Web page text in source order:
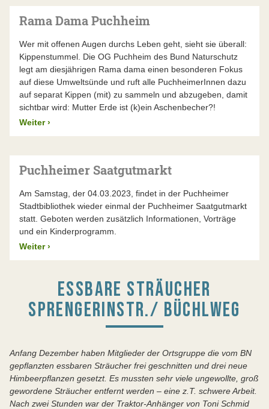
Rama Dama Puchheim
Wer mit offenen Augen durchs Leben geht, sieht sie überall:
Kippenstummel. Die OG Puchheim des Bund Naturschutz
legt am diesjährigen Rama dama einen besonderen Fokus
auf diese Umweltsünde und ruft alle PuchheimerInnen dazu
auf separat Kippen (mit) zu sammeln und abzugeben, damit
sichtbar wird: Mutter Erde ist (k)ein Aschenbecher?!
Weiter ›
Puchheimer Saatgutmarkt
Am Samstag, der 04.03.2023, findet in der Puchheimer
Stadtbibliothek wieder einmal der Puchheimer Saatgutmarkt
statt. Geboten werden zusätzlich Informationen, Vorträge
und ein Kinderprogramm.
Weiter ›
ESSBARE STRÄUCHER
SPRENGERINSTR./ BÜCHLWEG
Anfang Dezember haben Mitglieder der Ortsgruppe die vom BN
gepflanzten essbaren Sträucher frei geschnitten und drei neue
Himbeerpflanzen gesetzt. Es mussten sehr viele ungewollte, groß
gewordene Sträucher entfernt werden – eine z.T. schwere Arbeit.
Nach zwei Stunden war der Traktor-Anhänger von Toni Schmid